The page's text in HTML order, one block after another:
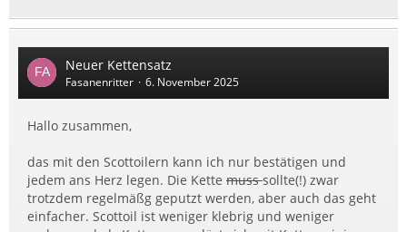
Neuer Kettensatz
Fasanenritter 6. November 2025
Hallo zusammen,
das mit den Scottoilern kann ich nur bestätigen und
jedem ans Herz legen. Die Kette musssollte(!) zwar
trotzdem regelmäßg geputzt werden, aber auch das geht
einfacher. Scottoil ist weniger klebrig und weniger